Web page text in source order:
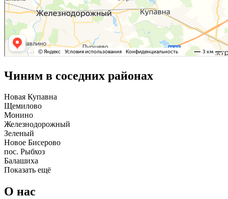
Чиним в соседних районах
Новая Купавна
Щемилово
Монино
Железнодорожный
Зеленый
Новое Бисерово
пос. Рыбхоз
Балашиха
Показать ещё
О нас